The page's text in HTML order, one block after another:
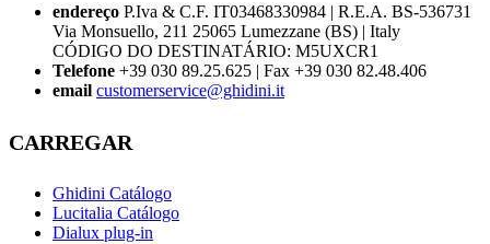
endereço P.Iva & C.F. IT03468330984 | R.E.A. BS-536731
Via Monsuello, 211 25065 Lumezzane (BS) | Italy
CÓDIGO DO DESTINATÁRIO: M5UXCR1
Telefone +39 030 89.25.625 | Fax +39 030 82.48.406
email customerservice@ghidini.it
CARREGAR
Ghidini Catálogo
Lucitalia Catálogo
Dialux plug-in